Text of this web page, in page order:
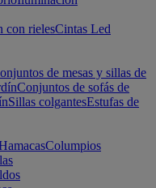
con rielesCintas Led
de mesas y sillas de
Conjuntos de sofás de
Sillas colgantesEstufas de
Columpios